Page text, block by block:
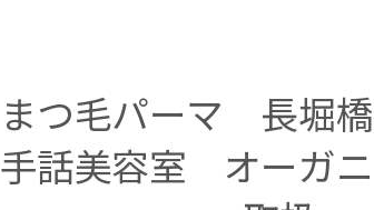
まつ毛パーマ 長堀
手話美容室 オーガ